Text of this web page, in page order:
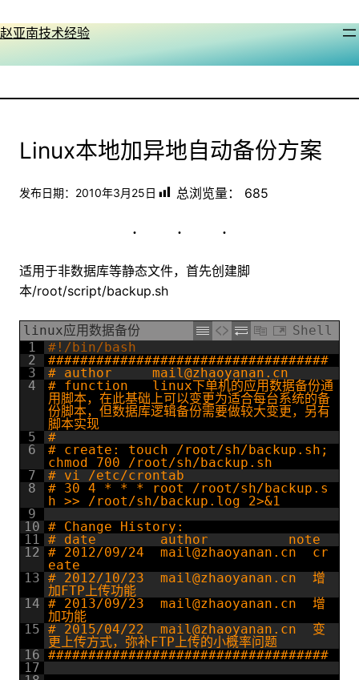
至
容
赵亚南技术经验
Linux本地加异地自动备份方案
发布日期： 2010年3月25日 总浏览量： 685
适用于非数据库等静态文件，首先创建脚
本/root/script/backup.sh
linux应用数据备份
Shell
1
2
3
4
5
6
7
8
9
10
11
12
13
14
15
16
17
#!/bin/bash
###################################
# author     mail@zhaoyanan.cn
# function   linux下单机的应用数据备份通
用脚本，在此基础上可以变更为适合每台系统的备
份脚本，但数据库逻辑备份需要做较大变更，另有
脚本实现
#
# create: touch /root/sh/backup.sh;
chmod 700 /root/sh/backup.sh
# vi /etc/crontab
# 30 4 * * * root /root/sh/backup.s
h >> /root/sh/backup.log 2>&1
# Change History:
# date        author          note
# 2012/09/24  mail@zhaoyanan.cn  cr
eate
# 2012/10/23  mail@zhaoyanan.cn  增
加FTP上传功能
# 2013/09/23  mail@zhaoyanan.cn  增
加功能
# 2015/04/22  mail@zhaoyanan.cn  变
更上传方式，弥补FTP上传的小概率问题